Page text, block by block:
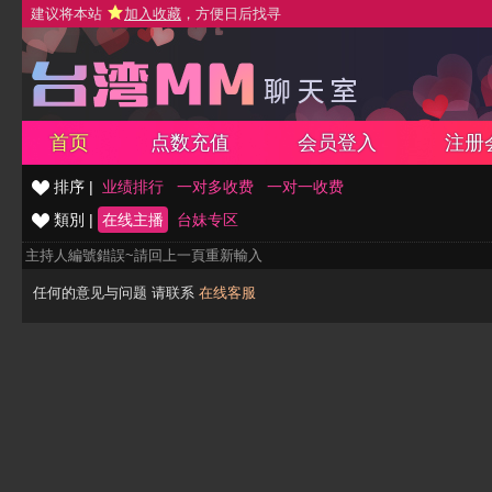
建议将本站 加入收藏 ，方便日后找寻
首页 点数充值 会员登入 注册
排序 | 业绩排行 一对多收费
一对一收费
類別 | 在线主播 台妹专区
主持人編號錯誤~請回上一頁重新輸入
任何的意见与问题 请联系 在线客服